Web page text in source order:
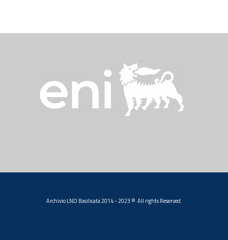
Archivio LND Basilicata 2014 - 2023 © All rights Reserved.